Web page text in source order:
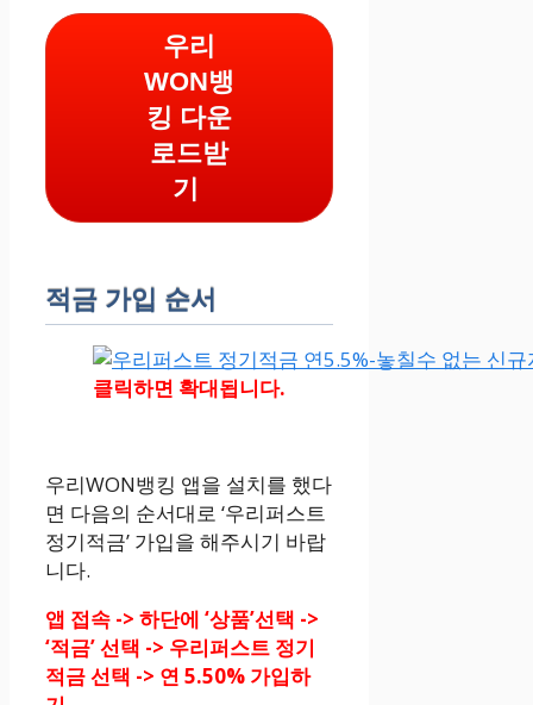
우리
WON뱅
킹 다운
로드받
기
적금 가입 순서
클릭하면 확대됩니다.
우리WON뱅킹 앱을 설치를 했다
면 다음의 순서대로 ‘우리퍼스트
정기적금’ 가입을 해주시기 바랍
니다.
앱 접속 -> 하단에 ‘상품’선택 ->
‘적금’ 선택 -> 우리퍼스트 정기
적금 선택 -> 연 5.50% 가입하